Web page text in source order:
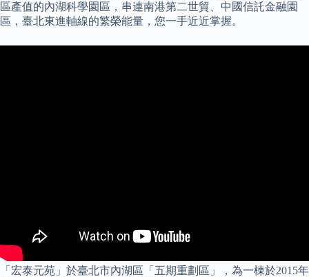
區產值的內湖科學園區，串連南港第二世貿、中國信託金融園
區，臺北東進軸線的繁榮能量，您一手近近掌握。
「宏泰元苑」於臺北市內湖區「五期重劃區」，為一棟於2015年